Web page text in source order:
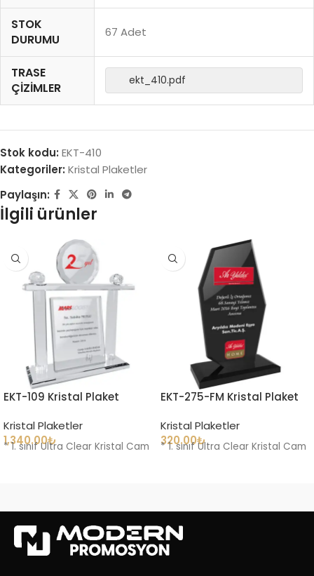
STOK
DURUMU
67 Adet
TRASE
ÇIZIMLER
ekt_410.pdf
Stok kodu: EKT-410
Kategoriler: Kristal Plaketler
Paylaşın:
İlgili ürünler
EKT-109 Kristal Plaket
Kristal Plaketler
1,340.00₺
* 1. sınıf Ultra Clear Kristal Cam
EKT-275-FM Kristal Plaket
Kristal Plaketler
320.00₺
* 1. sınıf Ultra Clear Kristal Cam